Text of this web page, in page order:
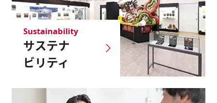
サステナ
ビリティ
Sustainability